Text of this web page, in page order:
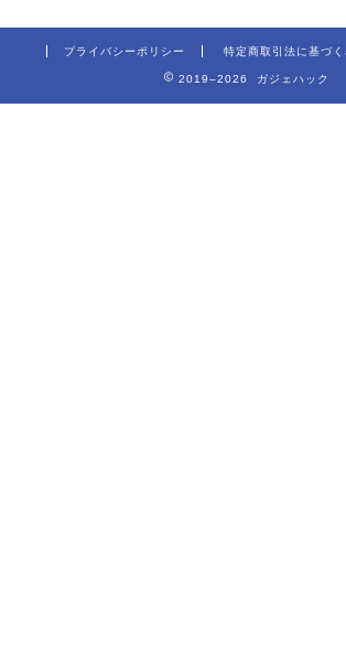
プライバシーポリシー 特定商取引法に基づ
2019–2026 ガジェハック